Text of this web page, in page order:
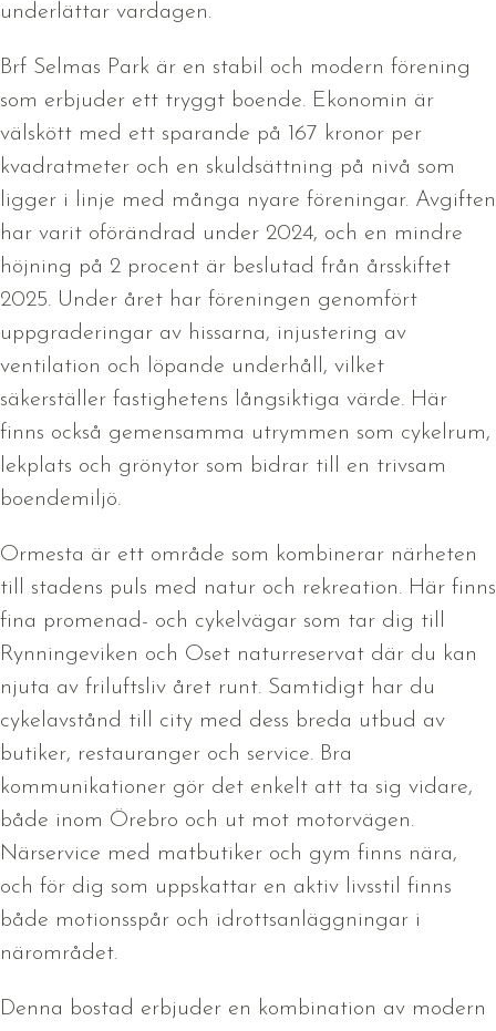
underlättar vardagen.
Brf Selmas Park är en stabil och modern förening
som erbjuder ett tryggt boende. Ekonomin är
välskött med ett sparande på 167 kronor per
kvadratmeter och en skuldsättning på nivå som
ligger i linje med många nyare föreningar. Avgiften
har varit oförändrad under 2024, och en mindre
höjning på 2 procent är beslutad från årsskiftet
2025. Under året har föreningen genomfört
uppgraderingar av hissarna, injustering av
ventilation och löpande underhåll, vilket
säkerställer fastighetens långsiktiga värde. Här
finns också gemensamma utrymmen som cykelrum,
lekplats och grönytor som bidrar till en trivsam
boendemiljö.
Ormesta är ett område som kombinerar närheten
till stadens puls med natur och rekreation. Här finns
fina promenad- och cykelvägar som tar dig till
Rynningeviken och Oset naturreservat där du kan
njuta av friluftsliv året runt. Samtidigt har du
cykelavstånd till city med dess breda utbud av
butiker, restauranger och service. Bra
kommunikationer gör det enkelt att ta sig vidare,
både inom Örebro och ut mot motorvägen.
Närservice med matbutiker och gym finns nära,
och för dig som uppskattar en aktiv livsstil finns
både motionsspår och idrottsanläggningar i
närområdet.
Denna bostad erbjuder en kombination av modern